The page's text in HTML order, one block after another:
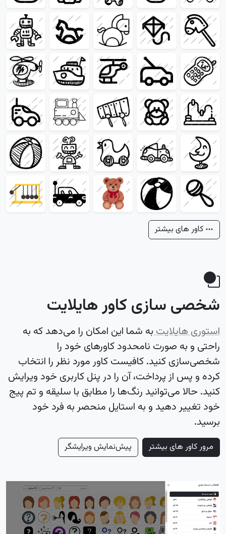
کاور های بیشتر
شخصی سازی کاور هایلایت
استوری هایلایتبه شما این امکان را می‌دهد که به
راحتی و به صورت نامحدود کاورهای خود را
شخصی‌سازی کنید. کافیست کاور مورد نظر را انتخاب
کرده و پس از پرداخت، آن را در پنل کاربری خود ویرایش
کنید. حالا می‌توانید رنگ‌ها را مطابق با سلیقه و تم پیج
خود تغییر دهید و به استایل منحصر به فرد خود
برسید.
مرور کاور های بیشتر پیش‌نمایش ویرایشگر